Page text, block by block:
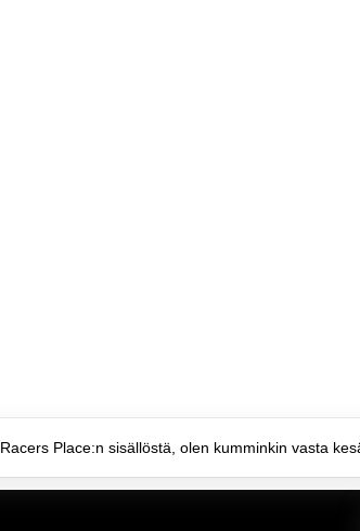
Place:n sisällöstä, olen kumminkin vasta